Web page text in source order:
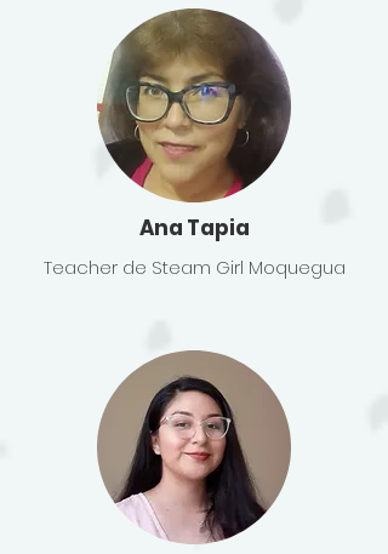
Ana Tapia
Teacher de Steam Girl Moquegua